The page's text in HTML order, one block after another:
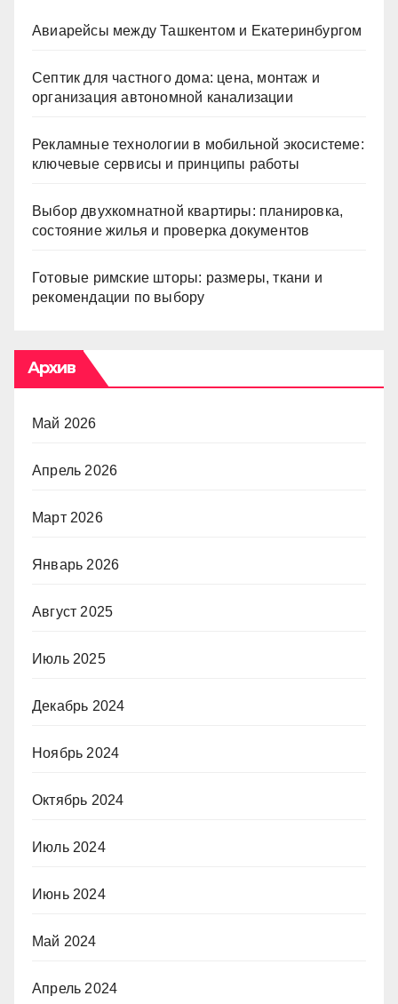
Авиарейсы между Ташкентом и Екатеринбургом
Септик для частного дома: цена, монтаж и
организация автономной канализации
Рекламные технологии в мобильной экосистеме:
ключевые сервисы и принципы работы
Выбор двухкомнатной квартиры: планировка,
состояние жилья и проверка документов
Готовые римские шторы: размеры, ткани и
рекомендации по выбору
Архив
Май 2026
Апрель 2026
Март 2026
Январь 2026
Август 2025
Июль 2025
Декабрь 2024
Ноябрь 2024
Октябрь 2024
Июль 2024
Июнь 2024
Май 2024
Апрель 2024